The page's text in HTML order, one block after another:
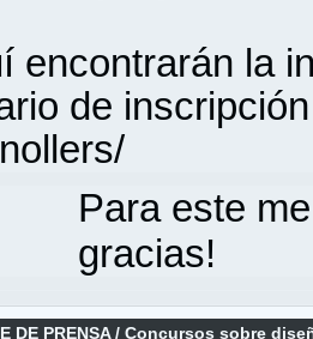
encontrarán la
de
Para este
gracias!
DE PRENSA/Concursos sobre